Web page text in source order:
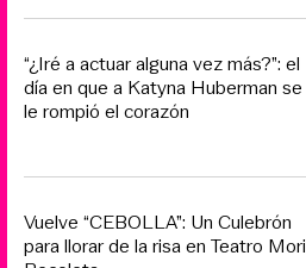
“¿Iré a actuar alguna vez más?”: el
día en que a Katyna Huberman se
le rompió el corazón
Vuelve “CEBOLLA”: Un Culebrón
para llorar de la risa en Teatro Mori